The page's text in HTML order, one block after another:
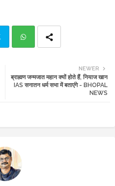
ats
NEWER
ब्राह्मण जन्मजात महान क्यों होते हैं, नियाज खान
IAS सनातन धर्म सभा में बताएंगे - BHOPAL
NEWS